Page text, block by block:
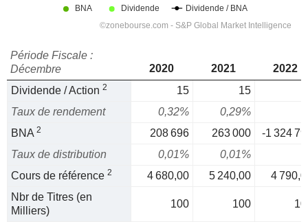
Période Fiscale :
Décembre
2020 2021
2022
Dividende / Action 2 15
15
Taux de rendement
0,32%
0,29%
BNA 2 208 696 263 000
-1 324
Taux de distribution
0,01%
0,01%
Cours de référence 2 4 680,00 5 240,00
4
Nbr de Titres (en
Milliers)
100 100